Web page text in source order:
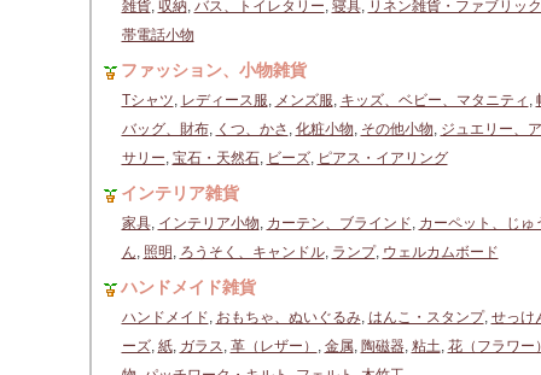
雑貨, 収納, バス、トイレタリー, 寝具, リネン雑貨・ファブリック
帯電話小物
ファッション、小物雑貨
Tシャツ, レディース服, メンズ服, キッズ、ベビー、マタニティ ,
バッグ、財布, くつ、かさ , 化粧小物, その他小物, ジュエリー、
サリー, 宝石・天然石, ビーズ, ピアス・イアリング
インテリア雑貨
家具, インテリア小物, カーテン、ブラインド, カーペット、じゅ
ん, 照明 , ろうそく、キャンドル, ランプ, ウェルカムボード
ハンドメイド雑貨
ハンドメイド, おもちゃ、ぬいぐるみ, はんこ・スタンプ, せっけ
ーズ, 紙, ガラス, 革（レザー） , 金属, 陶磁器, 粘土, 花（フラワー